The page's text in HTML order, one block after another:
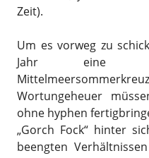
Zeit).
Um es vorweg zu
Jahr eine
Wortungeheuer
ohne hyphen
„Gorch Fock“ hinter
beengten